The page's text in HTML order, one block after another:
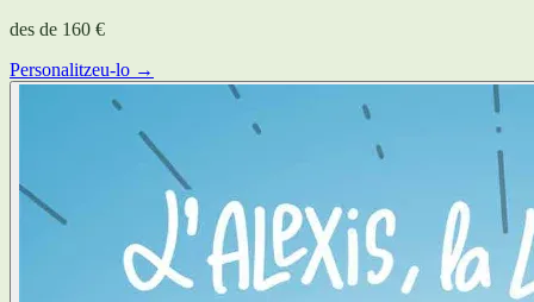
des de 160 €
Personalitzeu-lo →